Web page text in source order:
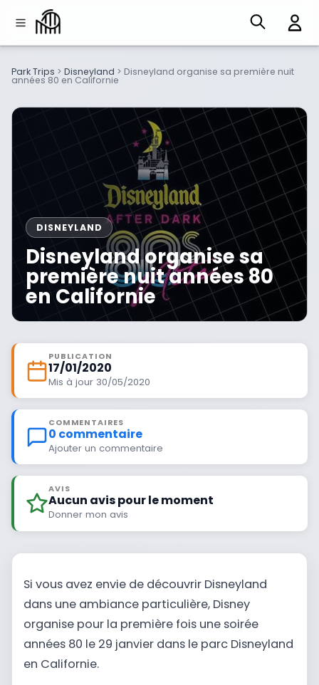
Park Trips > Disneyland > Disneyland organise sa première nuit
années 80 en Californie
DISNEYLAND
Disneyland organise sa
première nuit années 80
en Californie
PUBLICATION
17/01/2020
Mis à jour 30/05/2020
COMMENTAIRES
0 commentaire
Ajouter un commentaire
AVIS
Aucun avis pour le moment
Donner mon avis
Si vous avez envie de découvrir Disneyland
dans une ambiance particulière, Disney
organise pour la première fois une soirée
années 80 le 29 janvier dans le parc Disneyland
en Californie.